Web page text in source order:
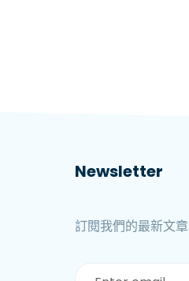
Newsletter
訂閱我們的最新文章